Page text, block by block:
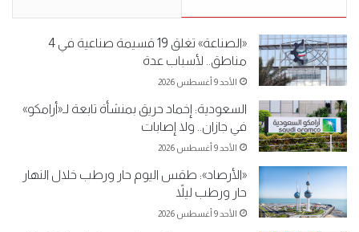
«الصناعة» تغلق 19 قسيمة صناعية في 4
مناطق.. لأسباب عدة
الأحد 9 أغسطس 2026
السعودية: إخماد حريق بمنشأة تابعة لـ«أرامكو»
في جازان.. ولا إصابات
الأحد 9 أغسطس 2026
«الأرصاد»: طقس اليوم حار ورطب خلال النهار
حار ورطب ليلاً
الأحد 9 أغسطس 2026